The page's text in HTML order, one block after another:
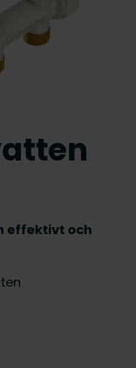
effektivt och